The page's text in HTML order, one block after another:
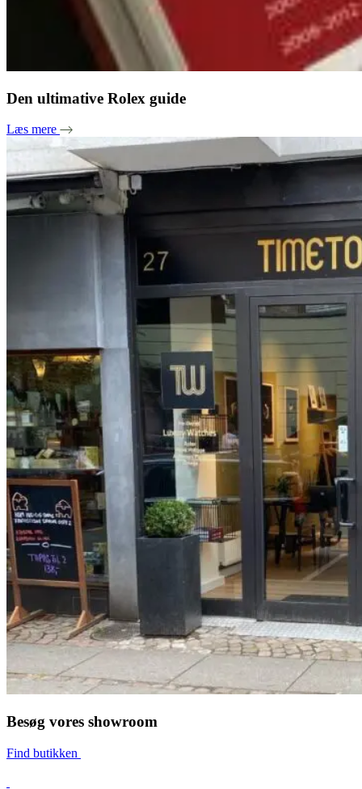
Den ultimative Rolex guide
Læs mere
Besøg vores showroom
Find butikken